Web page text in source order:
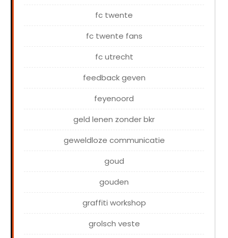
fc twente
fc twente fans
fc utrecht
feedback geven
feyenoord
geld lenen zonder bkr
geweldloze communicatie
goud
gouden
graffiti workshop
grolsch veste